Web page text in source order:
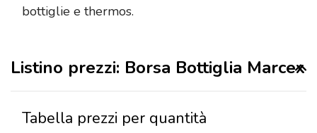
bottiglie e thermos.
Listino prezzi: Borsa Bottiglia Marcex
Tabella prezzi per quantità